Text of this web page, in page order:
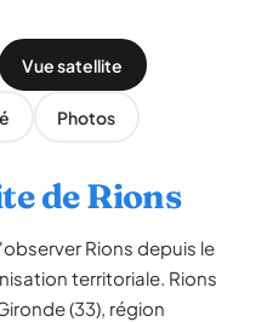
Vue satellite
Photos
de Rions
Rions depuis le
territoriale. Rions
(33), région